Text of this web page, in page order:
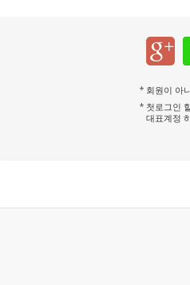
회원이 아
첫로그인
대표계정